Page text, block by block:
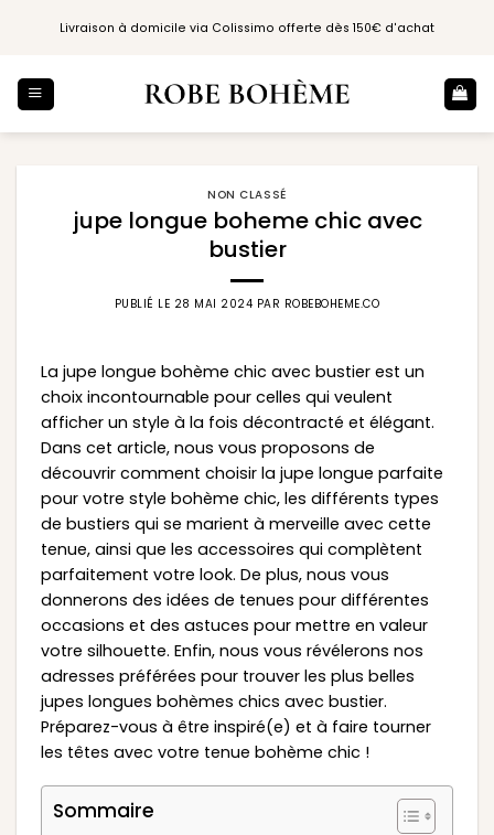
Livraison à domicile via Colissimo offerte dès 150€ d'achat
NON CLASSÉ
jupe longue boheme chic avec
bustier
PUBLIÉ LE 28 MAI 2024 PAR ROBEBOHEME.CO
La jupe longue bohème chic avec bustier est un
choix incontournable pour celles qui veulent
afficher un style à la fois décontracté et élégant.
Dans cet article, nous vous proposons de
découvrir comment choisir la jupe longue parfaite
pour votre style bohème chic, les différents types
de bustiers qui se marient à merveille avec cette
tenue, ainsi que les accessoires qui complètent
parfaitement votre look. De plus, nous vous
donnerons des idées de tenues pour différentes
occasions et des astuces pour mettre en valeur
votre silhouette. Enfin, nous vous révélerons nos
adresses préférées pour trouver les plus belles
jupes longues bohèmes chics avec bustier.
Préparez-vous à être inspiré(e) et à faire tourner
les têtes avec votre tenue bohème chic !
Sommaire